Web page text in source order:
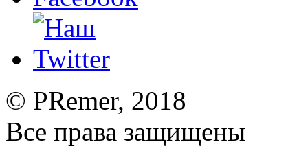
© PRemer, 2018
Все права защищены